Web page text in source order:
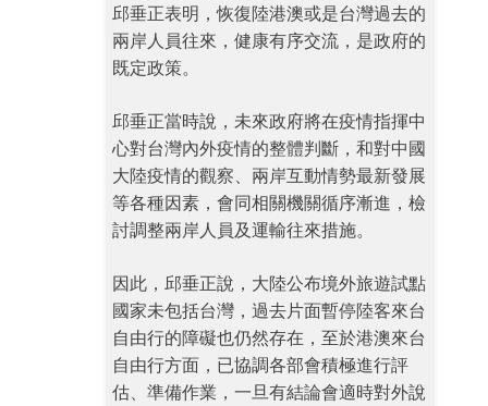
邱垂正表明，恢復陸港澳或是台灣過去的
兩岸人員往來，健康有序交流，是政府的
既定政策。
邱垂正當時說，未來政府將在疫情指揮中
心對台灣內外疫情的整體判斷，和對中國
大陸疫情的觀察、兩岸互動情勢最新發展
等各種因素，會同相關機關循序漸進，檢
討調整兩岸人員及運輸往來措施。
因此，邱垂正說，大陸公布境外旅遊試點
國家未包括台灣，過去片面暫停陸客來台
自由行的障礙也仍然存在，至於港澳來台
自由行方面，已協調各部會積極進行評
估、準備作業，一旦有結論會適時對外說